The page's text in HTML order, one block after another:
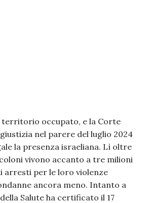
territorio occupato, e la Corte
nel parere del luglio 2024
la presenza israeliana. Lì oltre
vivono accanto a tre milioni
arresti per le loro violenze
ancora meno. Intanto a
Salute ha certificato il 17